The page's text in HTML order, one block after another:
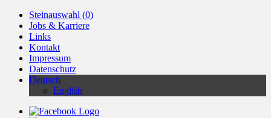
Steinauswahl (0)
Jobs & Karriere
Links
Kontakt
Impressum
Datenschutz
Deutsch
English